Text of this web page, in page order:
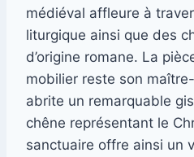
médiéval affleure à
liturgique ainsi que des
d’origine romane. La
mobilier reste son
abrite un remarquable
chêne représentant le
sanctuaire offre ainsi un